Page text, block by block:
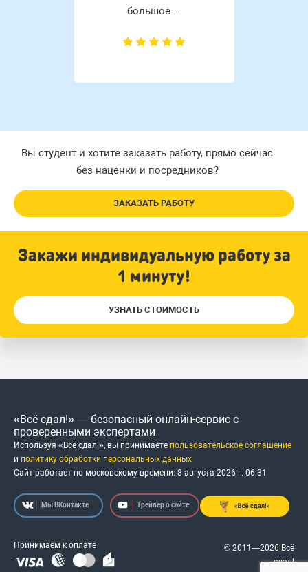
большое ...
Вы студент и хотите заказать работу, прямо сейчас
без наценки и посредников?
ЗАКАЗАТЬ РАБОТУ
Закажи индивидуальную работу за
1 минуту!
УЗНАТЬ СТОИМОСТЬ
«Всё сдал!» — безопасный онлайн-сервис с
проверенными экспертами
Используя «Всё сдал!», вы принимаете пользовательское соглашение
и политику обработки персональных данных
Сайт работает по московскому времени: 8 августа 2026 г. 06:31
Мы ВКонтакте Трейлер о сайте
Принимаем к оплате
© 2011—2026 Всё
сдал!